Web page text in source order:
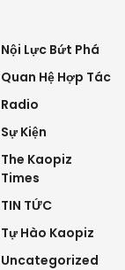
Nội Lực Bứt Phá
Quan Hệ Hợp Tác
Radio
Sự Kiện
The Kaopiz
Times
TIN TỨC
Tự Hào Kaopiz
Uncategorized